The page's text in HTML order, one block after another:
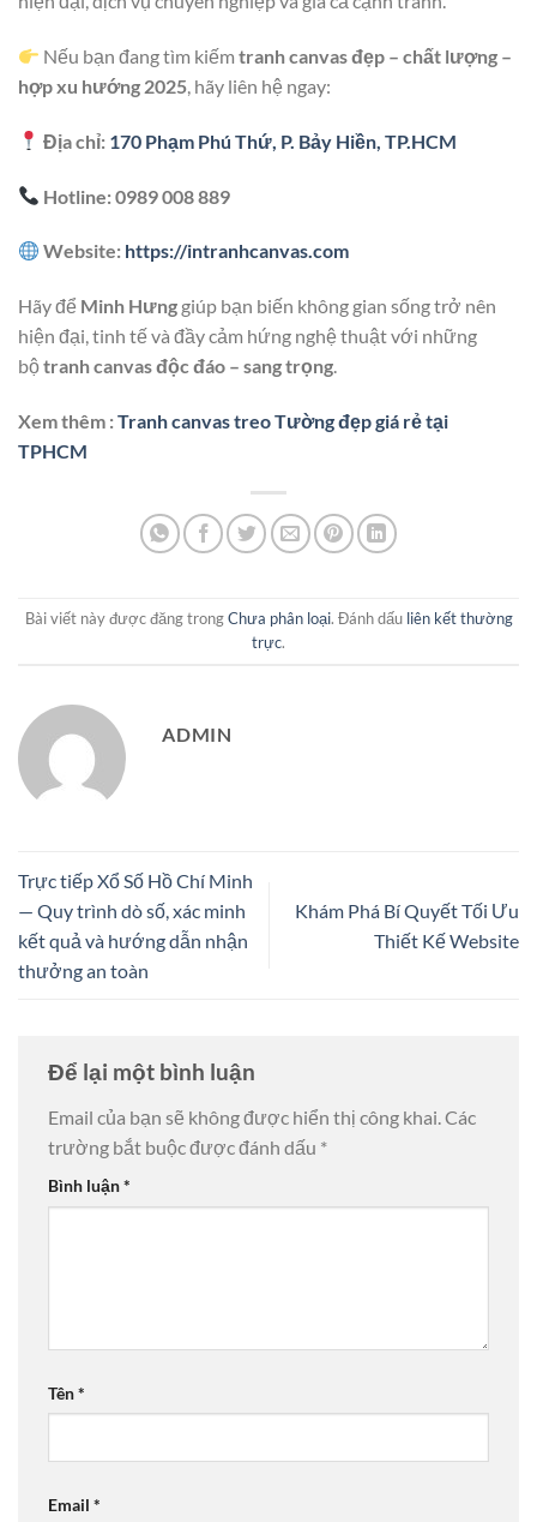
Nếu bạn đang tìm kiếmtranh canvas đẹp – chất lượng –
hợp xu hướng 2025, hãy liên hệ ngay:
Địa chỉ: 170 Phạm Phú Thứ, P. Bảy Hiền, TP.HCM
Hotline: 0989 008 889
Website: https://intranhcanvas.com
Hãy để Minh Hưng giúp bạn biến không gian sống trở nên
hiện đại, tinh tế và đầy cảm hứng nghệ thuật với những
bộtranh canvas độc đáo – sang trọng.
Xem thêm :Tranh canvas treo Tường đẹp giá rẻ tại
TPHCM
Bài viết này được đăng trongChưa phân loại. Đánh dấu liên kết thường
trực.
ADMIN
Trực tiếp Xổ Số Hồ Chí Minh
— Quy trình dò số, xác minh
kết quả và hướng dẫn nhận
thưởng an toàn
Khám Phá Bí Quyết Tối Ưu
Thiết Kế Website
Để lại một bình luận
Email của bạn sẽ không được hiển thị công khai.Các
trường bắt buộc được đánh dấu *
Bình luận*
Tên*
Email *